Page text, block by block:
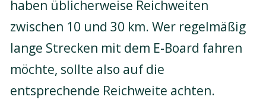
haben üblicherweise Reichweiten
zwischen 10 und 30 km. Wer regelmäßig
lange Strecken mit dem E-Board fahren
möchte, sollte also auf die
entsprechende Reichweite achten.